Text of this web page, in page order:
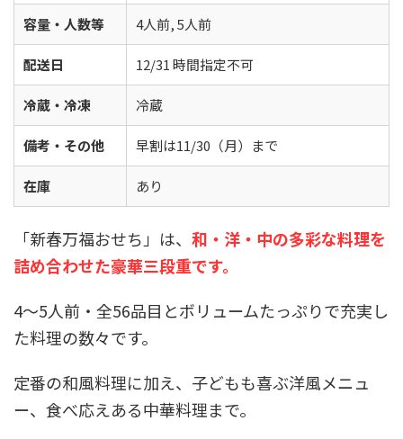
容量・人数等 4人前, 5人前
配送日 12/31 時間指定不可
冷蔵・冷凍 冷蔵
備考・その他 早割は11/30（月）まで
在庫 あり
「新春万福おせち」は、 和・洋・中の多彩な料理を
詰め合わせた豪華三段重です。
4～5人前・全56品目とボリュームたっぷりで充実し
た料理の数々です。
定番の和風料理に加え、子どもも喜ぶ洋風メニュ
ー、食べ応えある中華料理まで。